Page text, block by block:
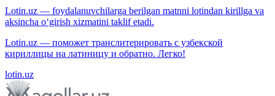
Lotin.uz — foydalanuvchilarga berilgan matnni lotindan kirillga va
aksincha o‘girish xizmatini taklif etadi.
Lotin.uz — поможет транслитерировать с узбекской
кириллицы на латиницу и обратно. Легко!
lotin.uz